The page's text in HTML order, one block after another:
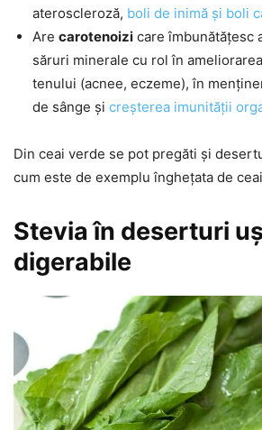
ateroscleroză, boli de inimă și boli
Are carotenoizi care îmbunătățesc
săruri minerale cu rol în
tenului (acnee, eczeme), în
de sânge și creșterea imunității
Din ceai verde se pot pregăti și
cum este de exemplu înghețata de
Stevia în deserturi
digerabile